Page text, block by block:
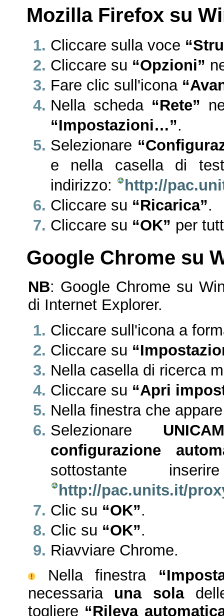
Mozilla Firefox su
Cliccare sulla voce
Cliccare su “Opzioni”
Fare clic sull'icona
Nella scheda “Rete”
“Impostazioni…”.
Selezionare
e nella casella di
indirizzo:
http://
Cliccare su “Ricarica”.
Cliccare su “OK” per
Google Chrome su
NB: Google Chrome su
di Internet Explorer.
Cliccare sull'icona a
Cliccare su
Nella casella di ricerca
Cliccare su “Apri
Nella finestra che
Selezionare
configurazione
sottostante
http://pac.units.it/
Clic su “OK”.
Clic su “OK”.
Riavviare Chrome.
Nella finestra
necessaria una sola
togliere “Rileva